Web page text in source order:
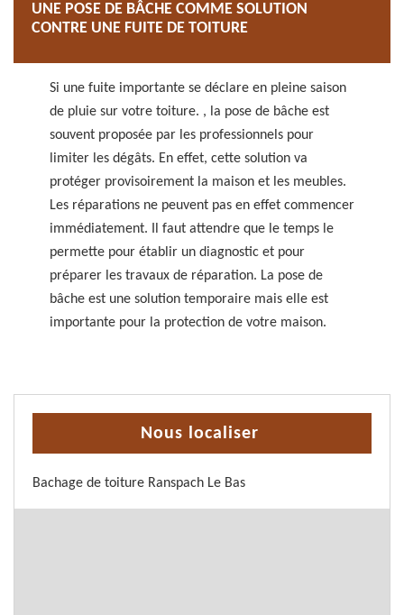
UNE POSE DE BÂCHE COMME SOLUTION
CONTRE UNE FUITE DE TOITURE
Si une fuite importante se déclare en pleine saison
de pluie sur votre toiture. , la pose de bâche est
souvent proposée par les professionnels pour
limiter les dégâts. En effet, cette solution va
protéger provisoirement la maison et les meubles.
Les réparations ne peuvent pas en effet commencer
immédiatement. Il faut attendre que le temps le
permette pour établir un diagnostic et pour
préparer les travaux de réparation. La pose de
bâche est une solution temporaire mais elle est
importante pour la protection de votre maison.
Nous localiser
Bachage de toiture Ranspach Le Bas